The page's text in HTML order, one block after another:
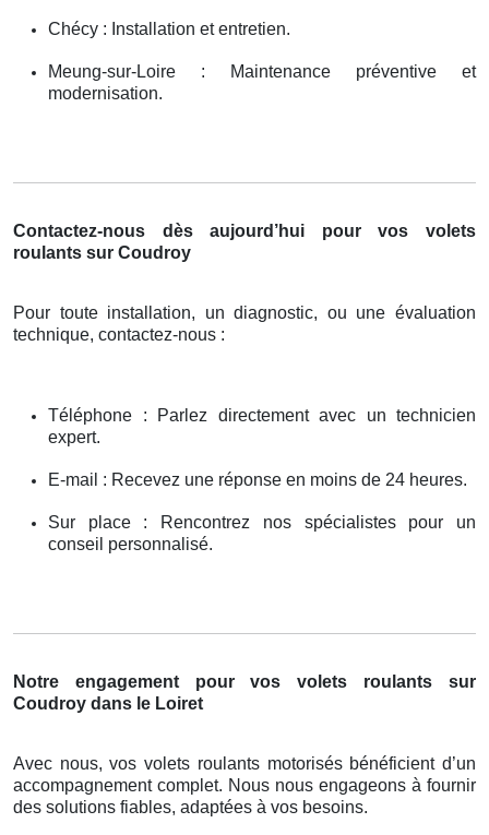
Chécy : Installation et entretien.
Meung-sur-Loire : Maintenance préventive et
modernisation.
Contactez-nous dès aujourd’hui pour vos volets
roulants sur Coudroy
Pour toute installation, un diagnostic, ou une évaluation
technique, contactez-nous :
Téléphone : Parlez directement avec un technicien
expert.
E-mail : Recevez une réponse en moins de 24 heures.
Sur place : Rencontrez nos spécialistes pour un
conseil personnalisé.
Notre engagement pour vos volets roulants sur
Coudroy dans le Loiret
Avec nous, vos volets roulants motorisés bénéficient d’un
accompagnement complet. Nous nous engageons à fournir
des solutions fiables, adaptées à vos besoins.